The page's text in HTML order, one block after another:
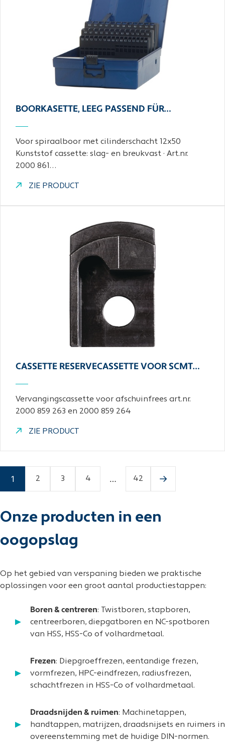
BOORKASETTE, LEEG PASSEND FÜR…
Voor spiraalboor met cilinderschacht 12x50
Kunststof cassette: slag- en breukvast · Art.nr.
2000 861…
ZIE PRODUCT
CASSETTE RESERVECASSETTE VOOR SCMT…
Vervangingscassette voor afschuinfrees art.nr.
2000 859 263 en 2000 859 264
ZIE PRODUCT
1 2 3 4 … 42
Onze producten in een
oogopslag
Op het gebied van verspaning bieden we praktische
oplossingen voor een groot aantal productiestappen:
Boren & centreren: Twistboren, stapboren,
centreerboren, diepgatboren en NC-spotboren
van HSS, HSS-Co of volhardmetaal.
Frezen: Diepgroeffrezen, eentandige frezen,
vormfrezen, HPC-eindfrezen, radiusfrezen,
schachtfrezen in HSS-Co of volhardmetaal.
Draadsnijden & ruimen: Machinetappen,
handtappen, matrijzen, draadsnijsets en ruimers in
overeenstemming met de huidige DIN-normen.